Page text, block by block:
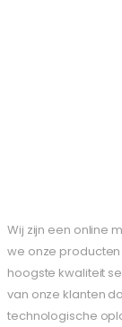
Wij zijn een online
we onze
hoogste kwaliteit
van onze klanten
technologische